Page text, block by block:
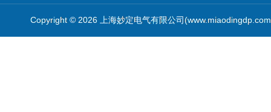
Copyright © 2026 上海妙定电气有限公司